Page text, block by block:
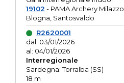
19102 - PAMA Archery Milazzo
Blogna, Santosvaldo
R2620001
dal: 03/01/2026
al: 04/01/2026
Interregionale
Sardegna: Torralba (SS)
18 m